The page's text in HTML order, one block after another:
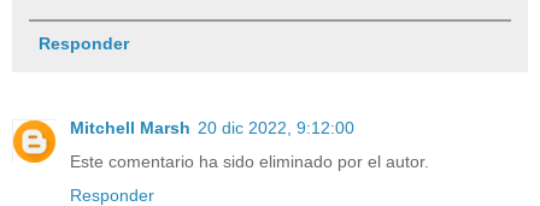
Responder
Mitchell Marsh 20 dic 2022, 9:12:00
Este comentario ha sido eliminado por el autor.
Responder